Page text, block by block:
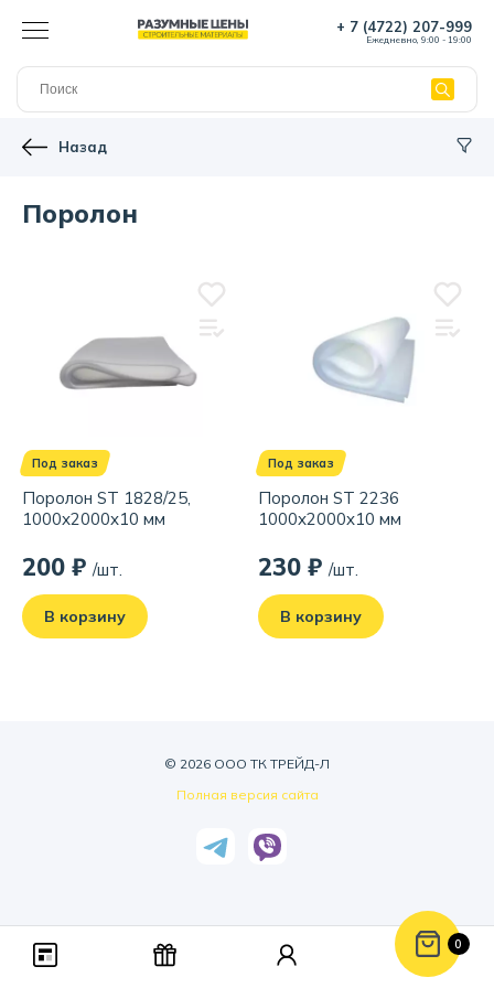
+ 7 (4722) 207-999
Ежедневно, 9:00 - 19:00
Назад
Поролон
Под заказ
Поролон ST 1828/25,
1000x2000x10 мм
200 ₽ /шт.
В корзину
Под заказ
Поролон ST 2236
1000x2000x10 мм
230 ₽ /шт.
В корзину
© 2026 ООО ТК ТРЕЙД-Л
Полная версия сайта
0